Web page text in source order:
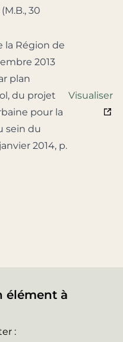
30
la Région de
2013
plan
du projet
pour la
sein du
2014, p.
Visualiser
élément à
: